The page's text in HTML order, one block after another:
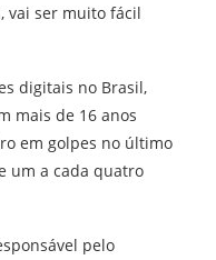
vai ser muito fácil
digitais no Brasil,
mais de 16 anos
em golpes no último
um a cada quatro
pelo